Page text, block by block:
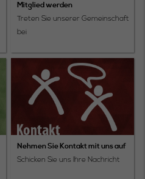
Mitglied werden
Treten Sie unserer Gemeinschaft
bei
Nehmen Sie Kontakt mit uns auf
Schicken Sie uns Ihre Nachricht